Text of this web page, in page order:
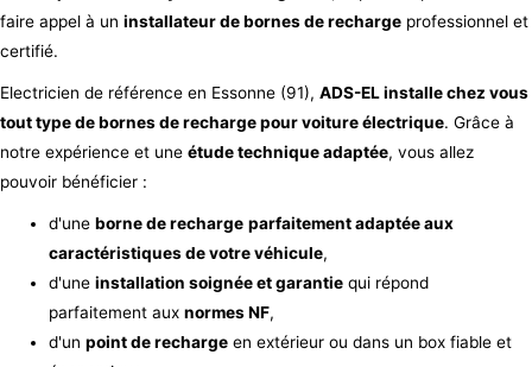
faire appel à un installateur de bornes de recharge professionnel et
certifié.
Electricien de référence en Essonne (91), ADS-EL installe chez vous
tout type de bornes de recharge pour voiture électrique. Grâce à
notre expérience et une étude technique adaptée, vous allez
pouvoir bénéficier :
d'uneborne de recharge parfaitement adaptée aux
caractéristiques de votre véhicule,
d'uneinstallation soignée et garantie qui répond
parfaitement auxnormes NF,
d'unpoint de recharge en extérieur ou dans un box fiable et